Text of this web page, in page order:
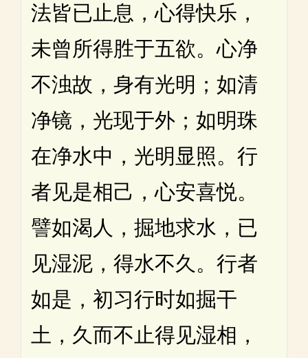
法皆已止息，心得快乐，
未曾所得胜于五欲。心净
不浊故，身有光明；如清
净镜，光现于外；如明珠
在净水中，光明显照。行
者见是相己，心安喜悦。
譬如渴人，掘地求水，已
见湿泥，得水不久。行者
如是，初习行时如掘干
土，久而不止得见湿相，